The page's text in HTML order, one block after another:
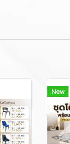
New